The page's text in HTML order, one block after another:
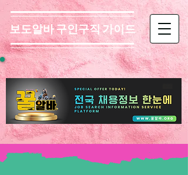
보도알바 구인구직 가이드